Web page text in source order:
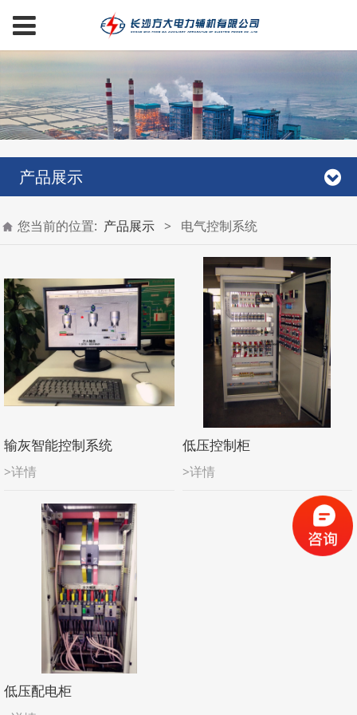
产品展示
您当前的位置: 产品展示 > 电气控制系统
输灰智能控制系统
>详情
低压控制柜
>详情
低压配电柜